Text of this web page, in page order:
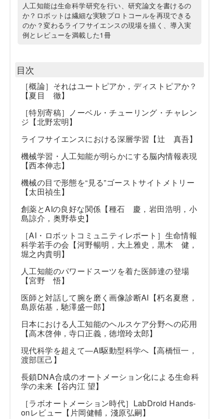
人工知能は生命科学研究を行い、研究論文を書けるの
か？ロボットは繊細な実験プロトコールを再現できる
のか？変わるライフサイエンスの現場を描く、導入実
例とレビューを満載した1冊
目次
［概論］それはユートピアか，ディストピアか？
【夏目 徹】
［特別寄稿］ノーベル・チューリング・チャレン
ジ【北野宏明】
ライフサイエンスにおける深層学習【辻 真吾】
機械学習・人工知能が明らかにする脳内情報表現
【西本伸志】
機械の目で形態を“見る”ゴーストサイトメトリー
【太田禎生】
創薬とAIの良好な関係【種石 慶，岩田浩明，小
島諒介，奥野恭史】
［AI・ロボットコミュニティレポート］生命情報
科学若手の会【河野暢明，大上雅史，黒木 健，
堀之内貴明】
人工知能のパワードスーツを着た医師達の登場
【宮野 悟】
医師と対話して腕を磨く画像診断AI【朽名夏麿，
島原佑基，馳澤盛一郎】
日本における人工知能のヘルスケア分野への応用
【高木啓伸，寺口正義，徳増玲太郎】
現代科学を超えて―AI駆動型科学へ【高橋恒一，
渡部匡己】
長鎖DNA合成のオートメーション化による生命科
学の未来【谷内江 望】
［ラボオートメーション時代］LabDroid Hands-
onレビュー【片岡健輔，淺原弘嗣】